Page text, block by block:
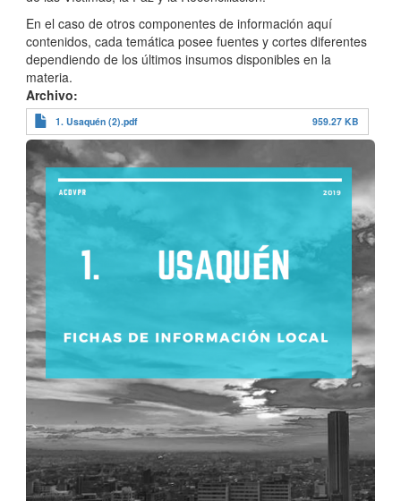
En el caso de otros componentes de información aquí
contenidos, cada temática posee fuentes y cortes diferentes
dependiendo de los últimos insumos disponibles en la
materia.
Archivo
1. Usaquén (2).pdf 959.27 KB